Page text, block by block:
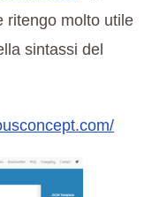
ritengo molto utile
sintassi del